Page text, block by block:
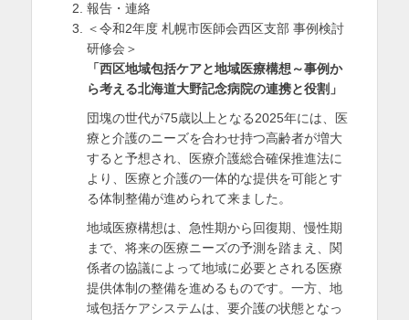
報告・連絡
＜令和2年度 札幌市医師会西区支部 事例検討
研修会＞
「西区地域包括ケアと地域医療構想～事例か
ら考える北海道大野記念病院の連携と役割」
団塊の世代が75歳以上となる2025年には、医
療と介護のニーズを合わせ持つ高齢者が増大
すると予想され、医療介護総合確保推進法に
より、医療と介護の一体的な提供を可能とす
る体制整備が進められて来ました。
地域医療構想は、急性期から回復期、慢性期
まで、将来の医療ニーズの予測を踏まえ、関
係者の協議によって地域に必要とされる医療
提供体制の整備を進めるものです。一方、地
域包括ケアシステムは、要介護の状態となっ